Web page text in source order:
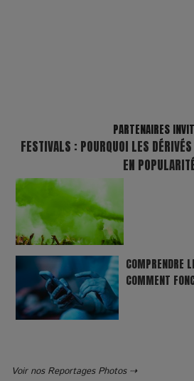
PARTENAIRES
FESTIVALS : POURQUOI LES
EN
COMPRENDRE
COMMENT
Voir nos Reportages Photos ⇢